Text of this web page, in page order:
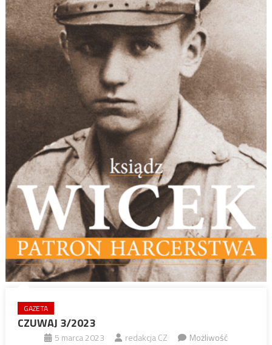
GAZETA
CZUWAJ 3/2023
5 marca 2023 redakcja CZ
Możliwość